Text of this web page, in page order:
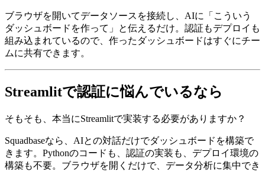
ブラウザを開いてデータソースを接続し、AIに「こういう
ダッシュボードを作って」と伝えるだけ。認証もデプロイも
組み込まれているので、作ったダッシュボードはすぐにチー
ムに共有できます。
Streamlitで認証に悩んでいるなら
そもそも、本当にStreamlitで実装する必要がありますか？
Squadbaseなら、AIとの対話だけでダッシュボードを構築で
きます。Pythonのコードも、認証の実装も、デプロイ環境の
構築も不要。ブラウザを開くだけで、データ分析に集中でき